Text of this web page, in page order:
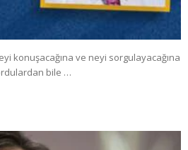
konuşacağına ve neyi sorgulayacağına
bile …